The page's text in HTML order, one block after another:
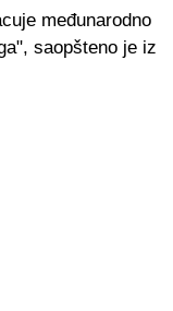
međunarodno
saopšteno je iz